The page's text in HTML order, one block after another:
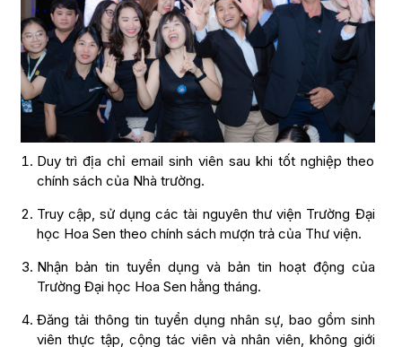
Duy trì địa chỉ email sinh viên sau khi tốt nghiệp theo
chính sách của Nhà trường.
Truy cập, sử dụng các tài nguyên thư viện Trường Đại
học Hoa Sen theo chính sách mượn trả của Thư viện.
Nhận bản tin tuyển dụng và bản tin hoạt động của
Trường Đại học Hoa Sen hằng tháng.
Đăng tải thông tin tuyển dụng nhân sự, bao gồm sinh
viên thực tập, cộng tác viên và nhân viên, không giới